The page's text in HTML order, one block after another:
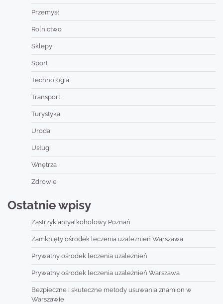
Przemysł
Rolnictwo
Sklepy
Sport
Technologia
Transport
Turystyka
Uroda
Usługi
Wnętrza
Zdrowie
Ostatnie wpisy
Zastrzyk antyalkoholowy Poznań
Zamknięty ośrodek leczenia uzależnień Warszawa
Prywatny ośrodek leczenia uzależnień
Prywatny ośrodek leczenia uzależnień Warszawa
Bezpieczne i skuteczne metody usuwania znamion w
Warszawie